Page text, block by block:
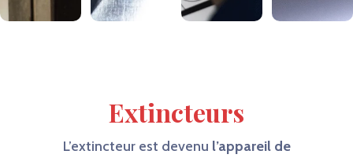
Extincteurs
L’extincteur est devenu l’appareil de